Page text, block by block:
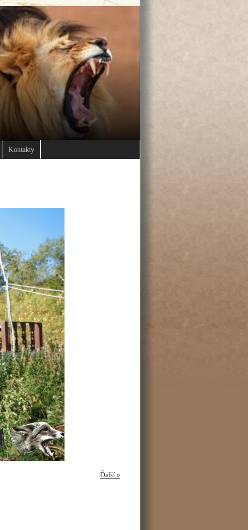
Kontakty
Ďalší »